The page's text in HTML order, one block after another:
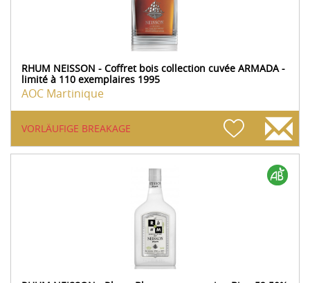
RHUM NEISSON - Coffret bois collection cuvée ARMADA -
limité à 110 exemplaires 1995
AOC Martinique
VORLÄUFIGE BREAKAGE